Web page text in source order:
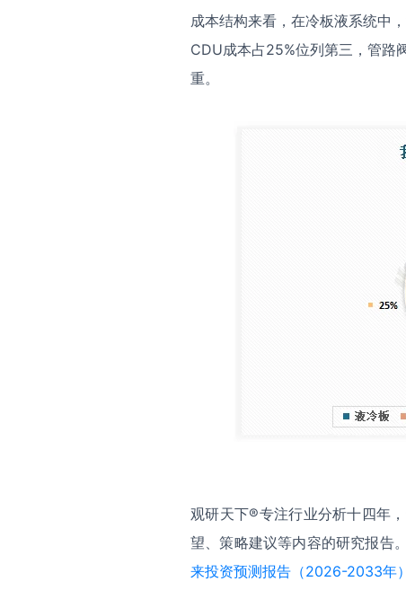
成本结构来看，在冷板液系统中
CDU成本占25%位列第三，管路
重。
观研天下®专注行业分析十四年
望、策略建议等内容的研究报告
来投资预测报告（2026-2033年）